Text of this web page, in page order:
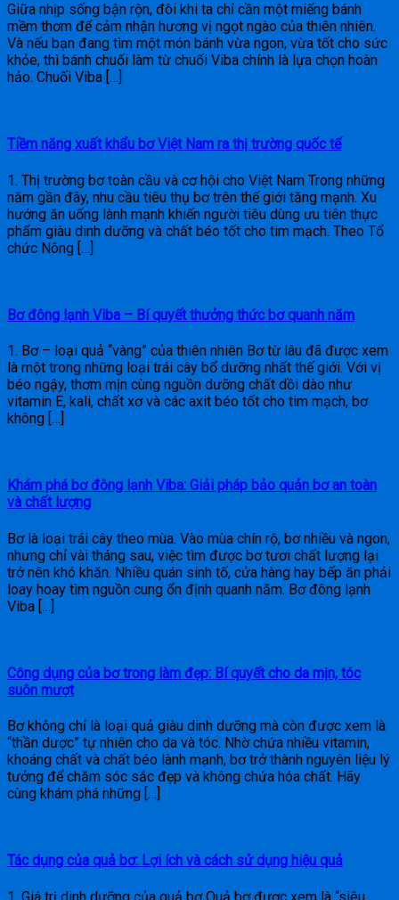
Giữa nhịp sống bận rộn, đôi khi ta chỉ cần một miếng bánh
mềm thơm để cảm nhận hương vị ngọt ngào của thiên nhiên.
Và nếu bạn đang tìm một món bánh vừa ngon, vừa tốt cho sức
khỏe, thì bánh chuối làm từ chuối Viba chính là lựa chọn hoàn
hảo. Chuối Viba […]
Tiềm năng xuất khẩu bơ Việt Nam ra thị trường quốc tế
1. Thị trường bơ toàn cầu và cơ hội cho Việt Nam Trong những
năm gần đây, nhu cầu tiêu thụ bơ trên thế giới tăng mạnh. Xu
hướng ăn uống lành mạnh khiến người tiêu dùng ưu tiên thực
phẩm giàu dinh dưỡng và chất béo tốt cho tim mạch. Theo Tổ
chức Nông […]
Bơ đông lạnh Viba – Bí quyết thưởng thức bơ quanh năm
1. Bơ – loại quả “vàng” của thiên nhiên Bơ từ lâu đã được xem
là một trong những loại trái cây bổ dưỡng nhất thế giới. Với vị
béo ngậy, thơm mịn cùng nguồn dưỡng chất dồi dào như
vitamin E, kali, chất xơ và các axit béo tốt cho tim mạch, bơ
không […]
Khám phá bơ đông lạnh Viba: Giải pháp bảo quản bơ an toàn
và chất lượng
Bơ là loại trái cây theo mùa. Vào mùa chín rộ, bơ nhiều và ngon,
nhưng chỉ vài tháng sau, việc tìm được bơ tươi chất lượng lại
trở nên khó khăn. Nhiều quán sinh tố, cửa hàng hay bếp ăn phải
loay hoay tìm nguồn cung ổn định quanh năm. Bơ đông lạnh
Viba […]
Công dụng của bơ trong làm đẹp: Bí quyết cho da mịn, tóc
suôn mượt
Bơ không chỉ là loại quả giàu dinh dưỡng mà còn được xem là
“thần dược” tự nhiên cho da và tóc. Nhờ chứa nhiều vitamin,
khoáng chất và chất béo lành mạnh, bơ trở thành nguyên liệu lý
tưởng để chăm sóc sắc đẹp và không chứa hóa chất. Hãy
cùng khám phá những […]
Tác dụng của quả bơ: Lợi ích và cách sử dụng hiệu quả